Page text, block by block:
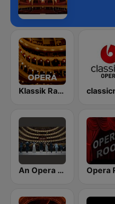
Klassik Radio Opera
An Opera Celebration